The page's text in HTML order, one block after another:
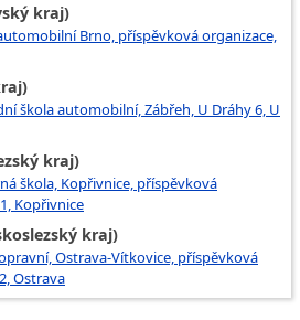
kraj)
Brno, příspěvková organizace,
škola automobilní, Zábřeh, U Dráhy 6, U
kraj)
škola, Kopřivnice, příspěvková
Kopřivnice
kraj)
Ostrava-Vítkovice, příspěvková
Ostrava